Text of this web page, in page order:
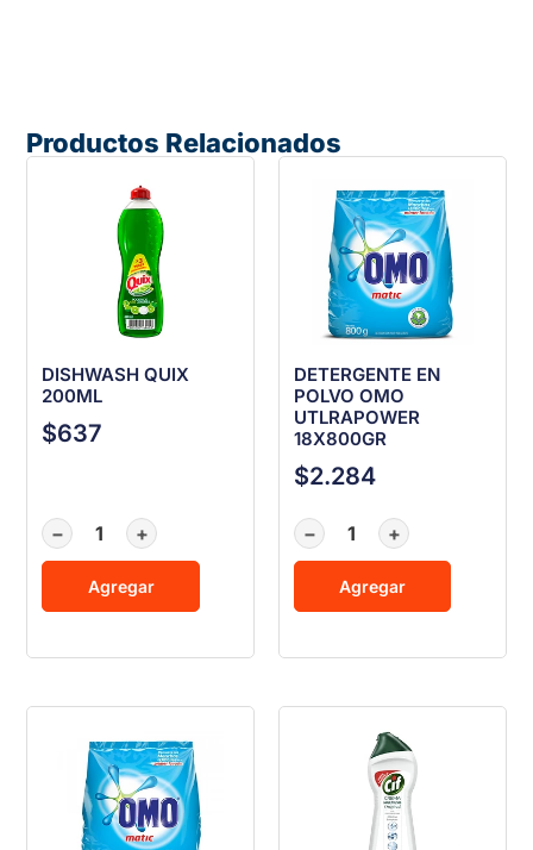
Productos Relacionados
DISHWASH QUIX
200ML
$637
− +
Agregar
DETERGENTE EN
POLVO OMO
UTLRAPOWER
18X800GR
$2.284
− +
Agregar